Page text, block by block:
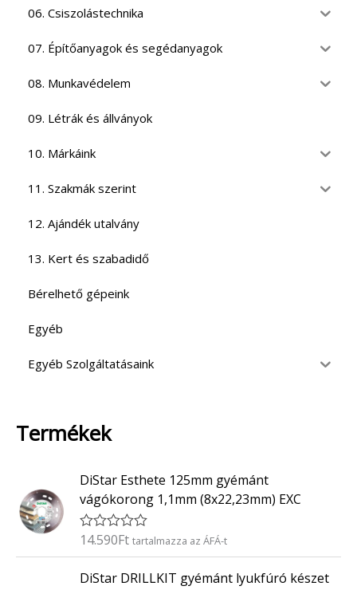
06. Csiszolástechnika
07. Építőanyagok és segédanyagok
08. Munkavédelem
09. Létrák és állványok
10. Márkáink
11. Szakmák szerint
12. Ajándék utalvány
13. Kert és szabadidő
Bérelhető gépeink
Egyéb
Egyéb Szolgáltatásaink
Termékek
DiStar Esthete 125mm gyémánt
vágókorong 1,1mm (8x22,23mm) EXC
É
é
14.590Ft tartalmazza az ÁFÁ-t
DiStar DRILLKIT gyémánt lyukfúró készet